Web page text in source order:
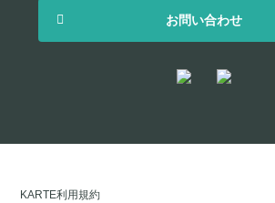
お問い合わせ
KARTE利用規約